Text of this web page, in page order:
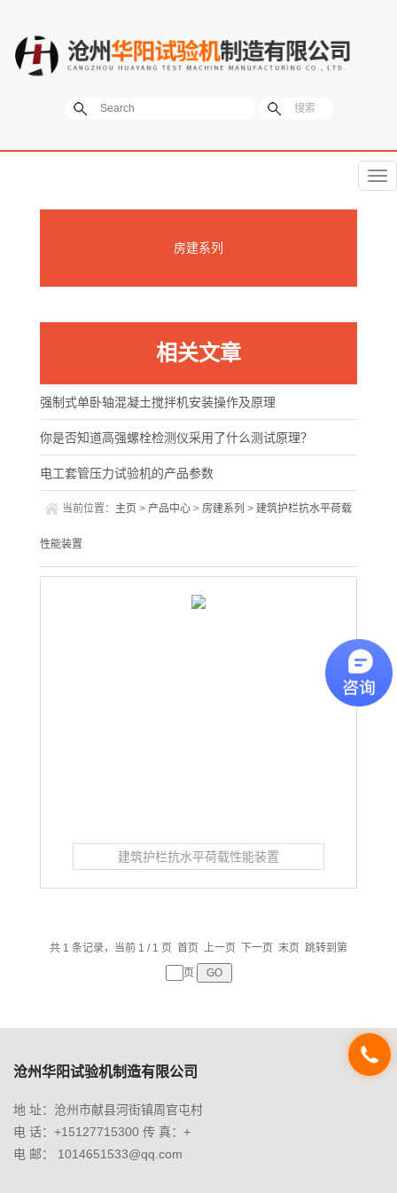
菜
房建系列
相关文章
强制式单卧轴混凝土搅拌机安装操作及原理
你是否知道高强螺栓检测仪采用了什么测试原理？
电工套管压力试验机的产品参数
当前位置： 主页 > 产品中心 > 房建系列 > 建筑护栏抗水平荷载
性能装置
建筑护栏抗水平荷载性能装置
共 1 条记录，当前 1 / 1 页 首页 上一页 下一页 末页 跳转到第
页
沧州华阳试验机制造有限公司
地 址：沧州市献县河街镇周官屯村
电 话：+15127715300 传 真：+
电 邮： 1014651533@qq.com